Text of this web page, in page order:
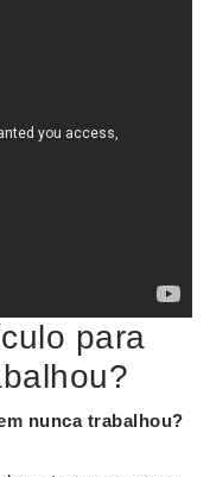
para
nunca trabalhou?